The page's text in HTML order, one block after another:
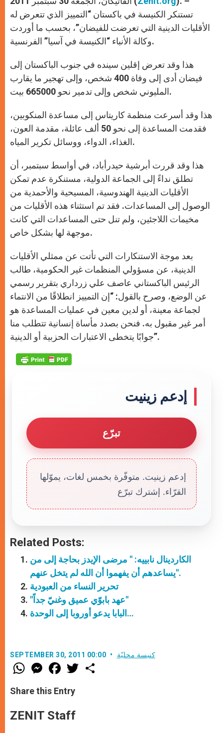
p e
r
k
تستنكر الكنيسة في باكستان “التمييز الذي تتعرض له
الأقليات الدينية التي تعرضت للفيضان”، بحسب ما أوردت
وكالة الأنباء “الكنيسة في آسيا” الفرنسية.
هذا وقد تعرض إقلين سينده في جنوب الباكستان إلى
فيضان أدى إلى وفاة 400 شخص، وإلى تهجير ما يقارب
المليوني شخص وإلى تدمير نحو 665000 بيت.
هذا وقد أسرعت منظمة كاريتاس إلى مساعدة المنكوبين،
فقدمت المساعدة إلى نحو 50 ألف عائلة، مقدمة العون،
الغذاء، الدواء، ووسائل تكرير المياه.
هذا وقد قررت أبرشية حيدرأباد، في أواسط سبتمبر، أن
تطلق نداءً إلى الجماعة الدولية، مستنكرة عدم تمكن
الأقليات الدينية الهندوسية، المسيحية والأحمدية من
الوصول إلى المساعدات. فقد تم استثناء هذه الأقليات من
مخيمات اللاجئين، ولم تنل حتى المساعدات التي كانت
موجهة لها بشكل خاص.
بعد موجة الاستنكارات التي تأتت عن ممثلي الأقليات
الدينية، عن مسؤولي المنظمات غير الحكومية، طالب
الرئيس الباكستاني عاصف علي زرداري بتقرير رسمي
عن الوضع، وصرح بالقول: “إن التمييز انطلاقًا من الانتماء
لجماعة معينة، أو لدين معين في عمليات المساعدة هو
أمر غير مقبول به. فنحن بصدد مأساة إنسانية تتطلب منا
جوابًا يتخطى الاعتبارات الحزبية أو الدينية”.
إدعم زينيت
تبرّع
إدعم زينيت. متوفّرة بخمس لغات، يموّلها
القرّاء. إشترك تبرّع
Related Posts:
الكاردينال نابييه: " مرضى الإيدز بحاجة إلى من
يساعدهم أن يفهموا أن الله لم يتخل عنهم".
تحرير النساء من العبودية
"عهد بابوّي عميق وغنيّ جداً"
البابا يدعو أوروبا إلى الوحدة…
SEPTEMBER 30, 2011 00:00 كنيسة محليّة
W
h
t
s
p
p
M
e
s
e
g
e
F
a
e
b
o
k
w
Share this Entry
ZENIT Staff